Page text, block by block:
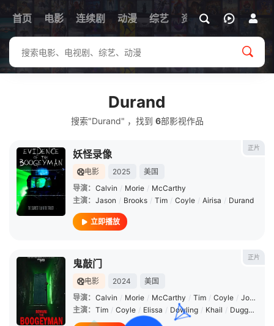
首页 电影 连续剧 动漫 综艺 资讯
Durand
搜索"Durand" ，找到 6部影视作品
正片
妖怪录像
电影 2025
美国
导演： Calvin / Morie / McCarthy
主演： Jason / Brooks / Tim / Coyle / Airisa / Durand
立即播放
正片
鬼敲门
电影 2024
美国
导演： Calvin / Morie / McCarthy / Tim / Coyle / Josh
主演： Tim / Coyle / Elissa / Dowling / Khail / Duggan